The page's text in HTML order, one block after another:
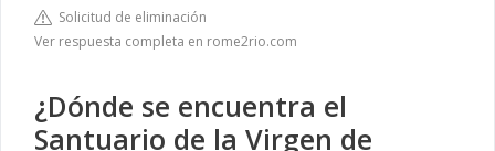
Solicitud de eliminación
Ver respuesta completa en rome2rio.com
¿Dónde se encuentra el
Santuario de la Virgen de